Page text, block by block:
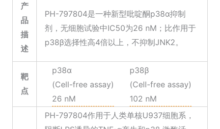
产
品
描
述
PH-797804是一种新型吡啶酮p38α抑制
剂，无细胞试验中IC50为26 nM；比作用于
p38β选择性高4倍以上，不抑制JNK2。
靶
点
p38α
(Cell-free assay)
26 nM
p38β
(Cell-free assay)
102 nM
PH-797804作用于人类单核U937细胞系，